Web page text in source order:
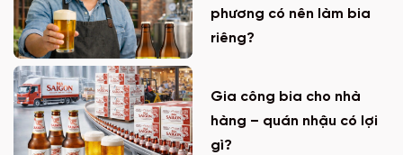
phương có nên làm bia
riêng?
Gia công bia cho nhà
hàng – quán nhậu có lợi
gì?